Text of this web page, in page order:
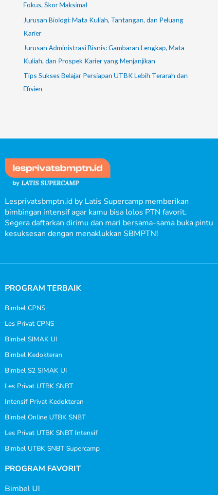
Fokus, Skor Maksimal
Jurusan Biologi: Mata Kuliah, Tantangan, dan Peluang
Karier
Jurusan Administrasi Bisnis: Gambaran Lengkap, Mata
Kuliah, dan Prospek Karier yang Menjanjikan
Tips Sukses Belajar Persiapan UTBK Lebih Terarah dan
Efisien
Lesprivatsbmptn.id by Latis Supercamp memberikan
bimbingan intensif agar kamu bisa lolos PTN favorit.
Segera daftarkan dirimu dan mari bersama-sama buka pintu
kesuksesan dengan menaklukkan SBMPTN!
PROGRAM TERBAIK
Bimbel CPNS
Les Privat CPNS
Bimbel SIMAK UI
Bimbel Kedokteran
Bimbel S2 SIMAK UI
Les Privat UTBK SNBT
Intensif Privat Kedokteran
Bimbel Online UTBK SNBT
Les Privat UTBK SNBT Intensif
Bimbel UTBK SNBT Supercamp
PROGRAM FAVORIT
Bimbel UI